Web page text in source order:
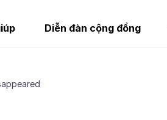
Diễn đàn cộng đồng